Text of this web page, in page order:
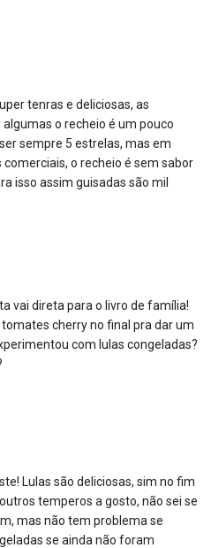
tenras e deliciosas, as
o recheio é um pouco
sempre 5 estrelas, mas em
o recheio é sem sabor
isso assim guisadas são mil
vai direta para o livro de família!
cherry no final pra dar um
com lulas congeladas?
Lulas são deliciosas, sim no fim
temperos a gosto, não sei se
mas não tem problema se
se ainda não foram